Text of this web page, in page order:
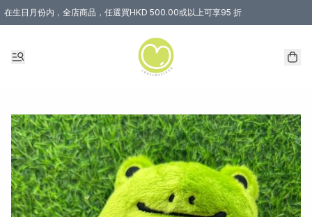
在生日月份内，全店商品，任選買HKD 500.00或以上可享95 折